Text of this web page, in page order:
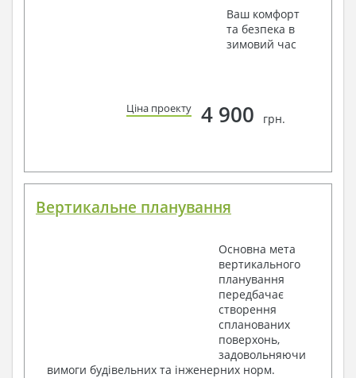
Ваш комфорт
та безпека в
зимовий час
Ціна проекту 4 900 грн.
Вертикальне планування
Основна мета
вертикального
планування
передбачає
створення
спланованих
поверхонь,
задовольняючи
вимоги будівельних та інженерних норм.